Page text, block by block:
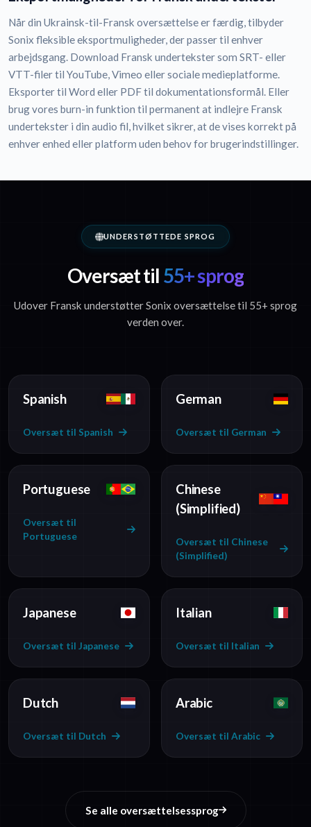
Når din Ukrainsk-til-Fransk oversættelse er færdig, tilbyder
Sonix fleksible eksportmuligheder, der passer til enhver
arbejdsgang. Download Fransk undertekster som SRT- eller
VTT-filer til YouTube, Vimeo eller sociale medieplatforme.
Eksporter til Word eller PDF til dokumentationsformål. Eller
brug vores burn-in funktion til permanent at indlejre Fransk
undertekster i din audio fil, hvilket sikrer, at de vises korrekt på
enhver enhed eller platform uden behov for brugerindstillinger.
UNDERSTØTTEDE SPROG
Oversæt til 55+ sprog
Udover Fransk understøtter Sonix oversættelse til 55+ sprog
verden over.
Spanish
Oversæt til Spanish
German
Oversæt til German
Portuguese
Oversæt til
Portuguese
Chinese
(Simplified)
Oversæt til Chinese
(Simplified)
Japanese
Oversæt til Japanese
Italian
Oversæt til Italian
Dutch
Oversæt til Dutch
Arabic
Oversæt til Arabic
Se alle oversættelsessprog